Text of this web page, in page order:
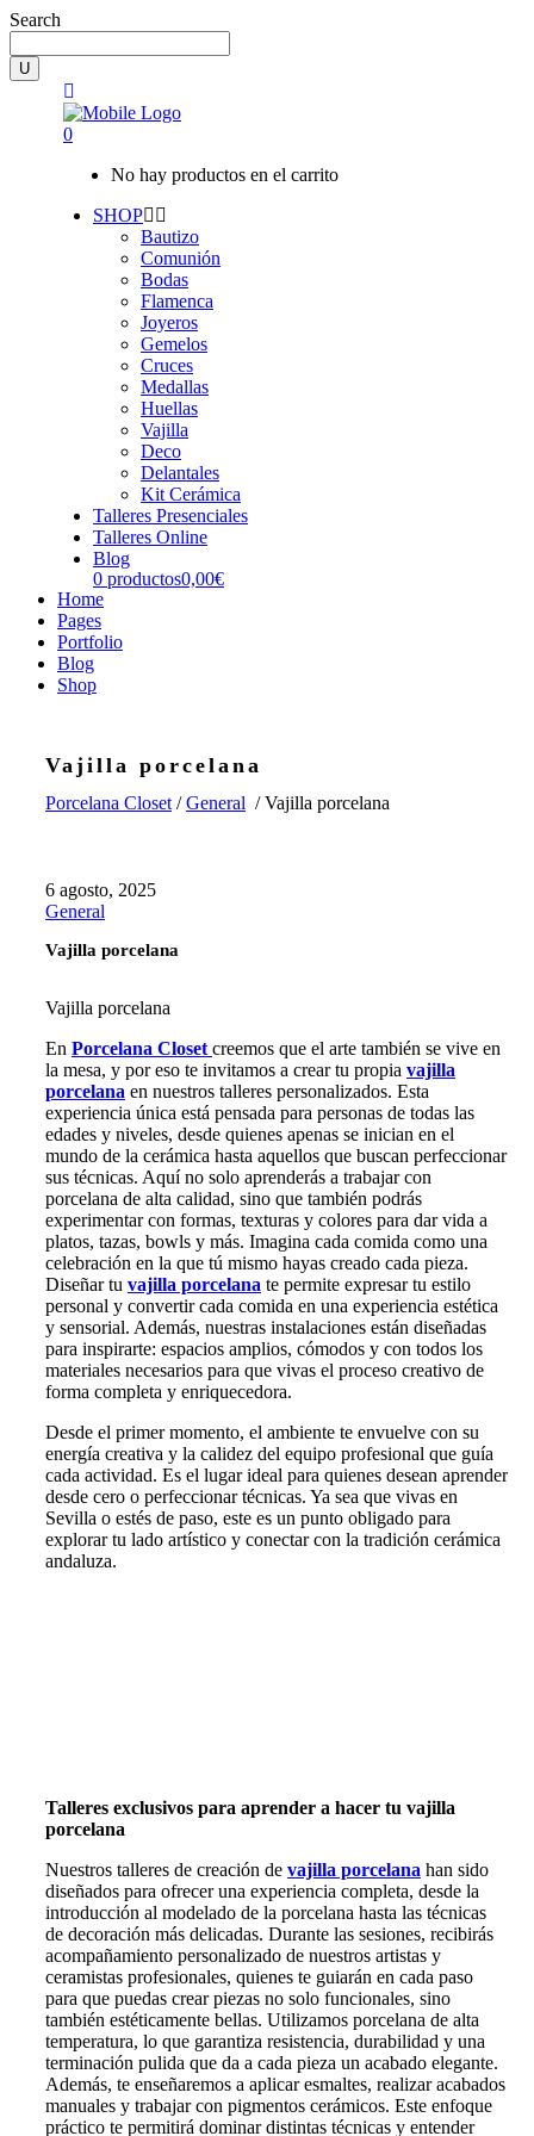
Search
0
No hay productos en el carrito
SHOP
Bautizo
Comunión
Bodas
Flamenca
Joyeros
Gemelos
Cruces
Medallas
Huellas
Vajilla
Deco
Delantales
Kit Cerámica
Talleres Presenciales
Talleres Online
Blog
0 productos0,00€
Home
Pages
Portfolio
Blog
Shop
Vajilla porcelana
Porcelana Closet /General /Vajilla porcelana
6 agosto, 2025
General
Vajilla porcelana
Vajilla porcelana
En Porcelana Closet creemos que el arte también se vive en
la mesa, y por eso te invitamos a crear tu propia vajilla
porcelana en nuestros talleres personalizados. Esta
experiencia única está pensada para personas de todas las
edades y niveles, desde quienes apenas se inician en el
mundo de la cerámica hasta aquellos que buscan perfeccionar
sus técnicas. Aquí no solo aprenderás a trabajar con
porcelana de alta calidad, sino que también podrás
experimentar con formas, texturas y colores para dar vida a
platos, tazas, bowls y más. Imagina cada comida como una
celebración en la que tú mismo hayas creado cada pieza.
Diseñar tu vajilla porcelana te permite expresar tu estilo
personal y convertir cada comida en una experiencia estética
y sensorial. Además, nuestras instalaciones están diseñadas
para inspirarte: espacios amplios, cómodos y con todos los
materiales necesarios para que vivas el proceso creativo de
forma completa y enriquecedora.
Desde el primer momento, el ambiente te envuelve con su
energía creativa y la calidez del equipo profesional que guía
cada actividad. Es el lugar ideal para quienes desean aprender
desde cero o perfeccionar técnicas. Ya sea que vivas en
Sevilla o estés de paso, este es un punto obligado para
explorar tu lado artístico y conectar con la tradición cerámica
andaluza.
Talleres exclusivos para aprender a hacer tu vajilla
porcelana
Nuestros talleres de creación de vajilla porcelana han sido
diseñados para ofrecer una experiencia completa, desde la
introducción al modelado de la porcelana hasta las técnicas
de decoración más delicadas. Durante las sesiones, recibirás
acompañamiento personalizado de nuestros artistas y
ceramistas profesionales, quienes te guiarán en cada paso
para que puedas crear piezas no solo funcionales, sino
también estéticamente bellas. Utilizamos porcelana de alta
temperatura, lo que garantiza resistencia, durabilidad y una
terminación pulida que da a cada pieza un acabado elegante.
Además, te enseñaremos a aplicar esmaltes, realizar acabados
manuales y trabajar con pigmentos cerámicos. Este enfoque
práctico te permitirá dominar distintas técnicas y entender